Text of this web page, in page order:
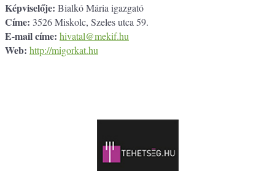
Képviselője: Bialkó Mária igazgató
Címe: 3526 Miskolc, Szeles utca 59.
E-mail címe: hivatal@mekif.hu
Web: http://migorkat.hu